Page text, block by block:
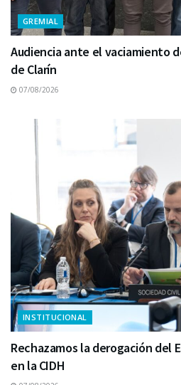
GREMIAL
Audiencia ante el vaciamiento
de Clarín
07/08/2026
INSTITUCIONAL
Rechazamos la derogación del
en la CIDH